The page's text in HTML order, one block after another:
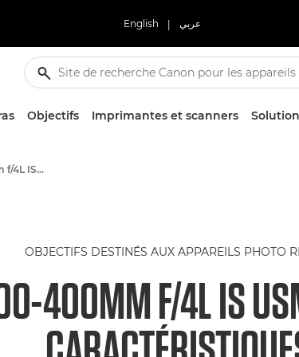
English | عربي
Objectifs Imprimantes et scanners
Canon EF 200-400mm f/4L IS USM Extender 1.4x - Lenses - Camera & Photo lenses
OBJECTIFS DESTINÉS AUX APPAREILS PHOTO
400MM F/4L IS